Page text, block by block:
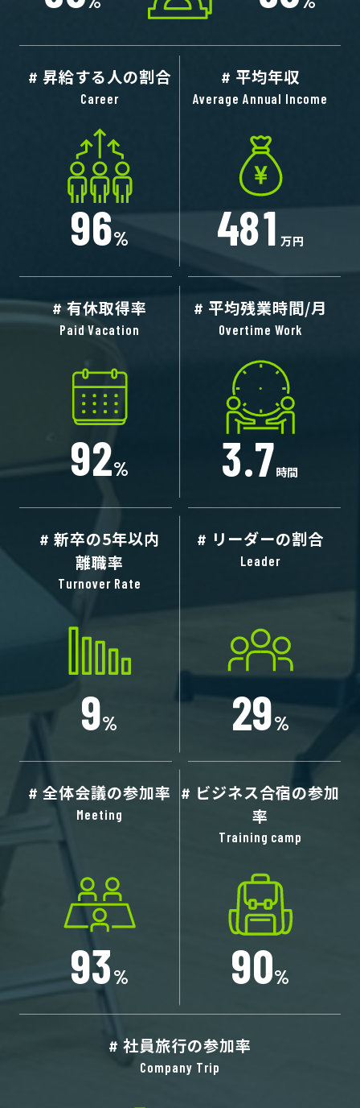
昇給する人の割合
96%
平均年収
481 万円
有休取得率
92%
平均残業時間/月
3.7時間
新卒の5年以内
離職率
9%
リーダーの割合
29%
全体会議の参加率
93%
ビジネス合宿の参加
率
90%
社員旅行の参加率